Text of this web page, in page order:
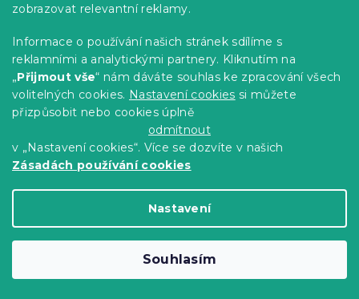
zobrazovat relevantní reklamy.
Informace o používání našich stránek sdílíme s
reklamními a analytickými partnery. Kliknutím na
„Přijmout vše“ nám dáváte souhlas ke zpracování všech
volitelných cookies. Nastavení cookies si můžete
přizpůsobit nebo cookies úplně
odmítnout
v „Nastavení cookies“. Více se dozvíte v našich
Zásadách používání cookies
Nastavení
Souhlasím
1x osuška BARBARA světle zelená + 1x
225 Kč Do Košíku